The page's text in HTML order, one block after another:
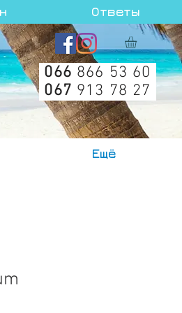
Ответы
066 866 53 60
067 913 78 27
Ещё